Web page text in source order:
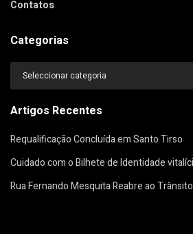
Contatos
Categorias
Categorias
Artigos Recentes
Requalificação Concluída em Santo Tirso
Cuidado com o Bilhete de Identidade
Rua Fernando Mesquita Reabre ao Trânsito